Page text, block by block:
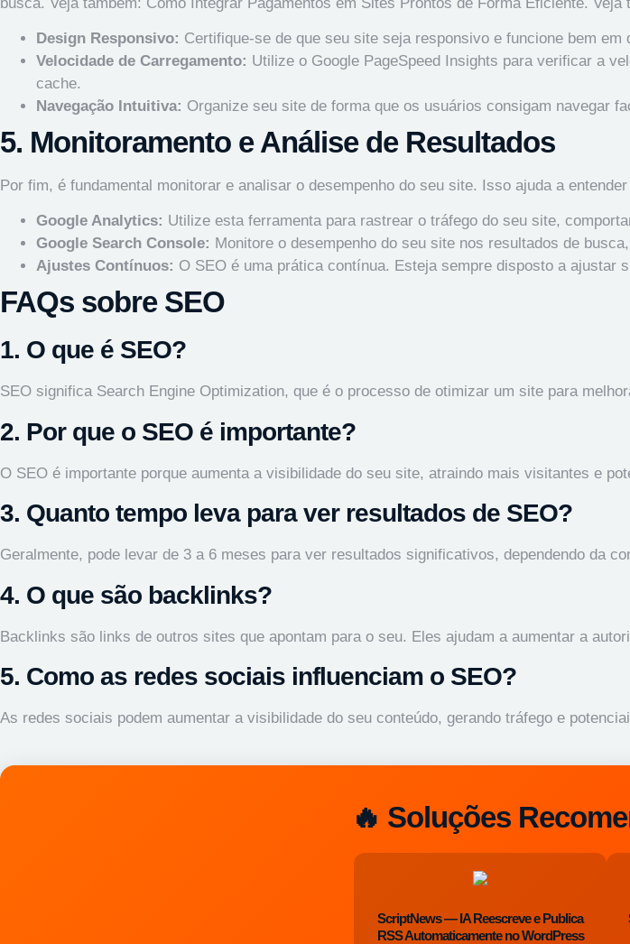
Design Responsivo: Certifique-se de que seu site seja responsivo e funcione bem em
Velocidade de Carregamento: Utilize o Google PageSpeed Insights para verificar a
cache.
Navegação Intuitiva: Organize seu site de forma que os usuários consigam navegar
5. Monitoramento e Análise de Resultados
Por fim, é fundamental monitorar e analisar o desempenho do seu site. Isso ajuda a
Google Analytics: Utilize esta ferramenta para rastrear o tráfego do seu site,
Google Search Console: Monitore o desempenho do seu site nos resultados de
Ajustes Contínuos: O SEO é uma prática contínua. Esteja sempre disposto a ajustar
FAQs sobre SEO
1. O que é SEO?
SEO significa Search Engine Optimization, que é o processo de otimizar um site para
2. Por que o SEO é importante?
O SEO é importante porque aumenta a visibilidade do seu site, atraindo mais visitantes e
3. Quanto tempo leva para ver resultados de SEO?
Geralmente, pode levar de 3 a 6 meses para ver resultados significativos, dependendo da
4. O que são backlinks?
Backlinks são links de outros sites que apontam para o seu. Eles ajudam a aumentar a
5. Como as redes sociais influenciam o SEO?
As redes sociais podem aumentar a visibilidade do seu conteúdo, gerando tráfego e
🔥 Soluções
ScriptNews — IA Reescreve e Publica
RSS Automaticamente no WordPress